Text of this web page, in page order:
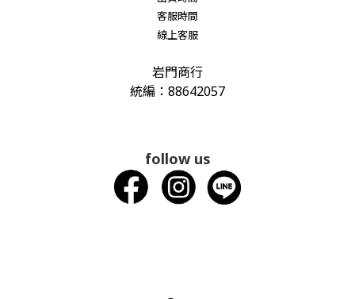
客服時間
線上客服
岩門商行
統編：88642057
follow us